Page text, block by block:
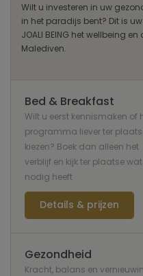
Wilt u investeren in uw
in het paradijs bent? Dit is
JOALI BEING het wellbeing
Malediven.
Bed & Breakfast
Wilt u eerst kennismaken of
programma liever ter
kiezen? Boek dan alleen het
verblijf en kijk ter plaatse
nodig heeft
Details & prijzen
Gezondheid
Kracht, balans en